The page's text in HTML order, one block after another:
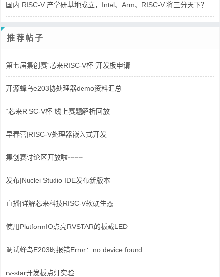
国内 RISC-V 产学研基地成立，Intel、Arm、RISC-V 将三分天下？
推荐帖子
第七届集创赛“芯来RISC-V杯”开发板申请
开源蜂鸟e203协处理器demo资料汇总
“芯来RISC-V杯”线上赛题解析回放
早春营|RISC-V处理器嵌入式开发
集创赛讨论区开放啦~~~~
发布|Nuclei Studio IDE发布新版本
直播|详解芯来科技RISC-V软硬生态
使用PlatformIO点亮RVSTAR的板载LED
调试蜂鸟E203时报错Error：no device found
rv-star开发板点灯实验